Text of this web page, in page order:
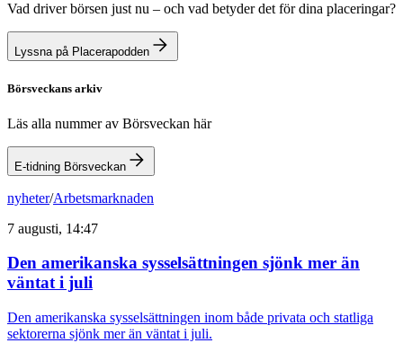
Vad driver börsen just nu – och vad betyder det för dina placeringar?
Lyssna på Placerapodden
Börsveckans arkiv
Läs alla nummer av Börsveckan här
E-tidning Börsveckan
nyheter/Arbetsmarknaden
7 augusti, 14:47
Den amerikanska sysselsättningen sjönk mer än
väntat i juli
Den amerikanska sysselsättningen inom både privata och statliga
sektorerna sjönk mer än väntat i juli.